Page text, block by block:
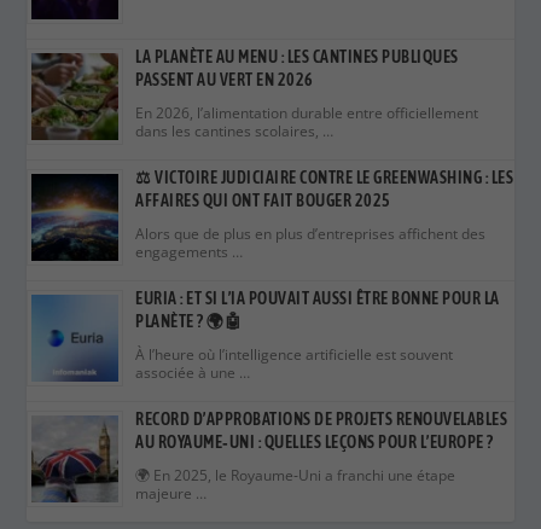
LA PLANÈTE AU MENU : LES CANTINES PUBLIQUES
PASSENT AU VERT EN 2026
En 2026, l’alimentation durable entre officiellement
dans les cantines scolaires, …
⚖️ VICTOIRE JUDICIAIRE CONTRE LE GREENWASHING : LES
AFFAIRES QUI ONT FAIT BOUGER 2025
Alors que de plus en plus d’entreprises affichent des
engagements …
EURIA : ET SI L’IA POUVAIT AUSSI ÊTRE BONNE POUR LA
PLANÈTE ? 🌍🤖
À l’heure où l’intelligence artificielle est souvent
associée à une …
RECORD D’APPROBATIONS DE PROJETS RENOUVELABLES
AU ROYAUME‑UNI : QUELLES LEÇONS POUR L’EUROPE ?
🌍 En 2025, le Royaume‑Uni a franchi une étape
majeure …